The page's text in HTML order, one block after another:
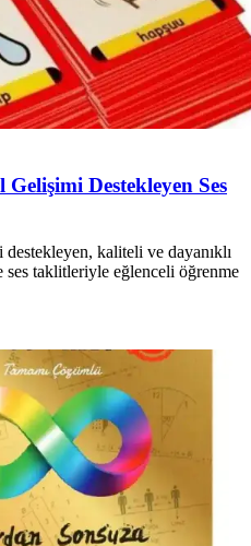
Destekleyen Ses
kaliteli ve dayanıklı
ses taklitleriyle eğlenceli öğrenme